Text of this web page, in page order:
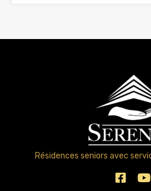
Résidences seniors avec